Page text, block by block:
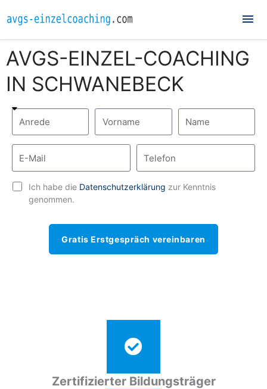
AVGS-EINZEL-COACHING
IN SCHWANEBECK
Ich habe die Datenschutzerklärung zur Kenntnis
genommen.
Gratis Erstgespräch vereinbaren
Zertifizierter Bildungsträger